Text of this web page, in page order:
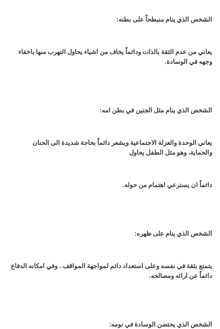
الشخص الذي ينام منبطحاً على بطنه:
يعاني من عدم الثقة بالذات ودائماً يخاف من اشياء يحاول التهرب منها باخفاء
وجهه في الوسادة.
الشخص الذي ينام مثل الجنين في بطن امه:
يعاني الوحدة والعزلة الاجتماعية ويشعر دائماً بحاجة شديدة الى الحنان
والحماية، وهو مثل الطفل يحاول
دائماً ان يسترعي اهتمام من حوله.
الشخص الذي ينام على ظهره:
يتمتع بثقة في نفسه وعلى استعداد دائم لمواجهة المواقف.. وفي امكانه الدفاع
دائماً عن ارائه ومصالحه.
الشخص الذي يحتضن الوسادة في نومه: